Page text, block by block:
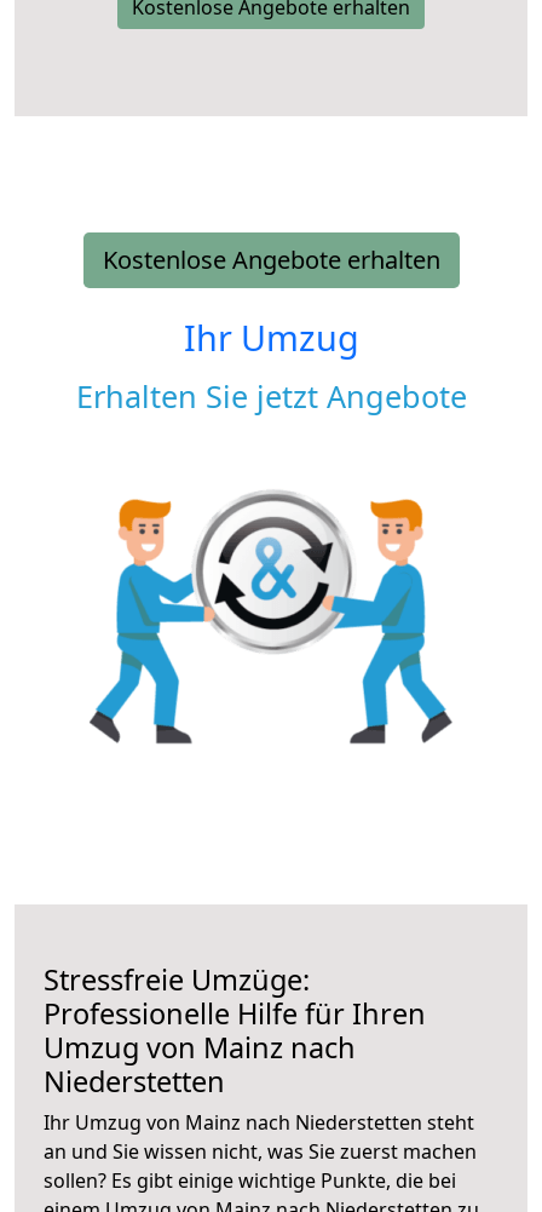
Kostenlose Angebote erhalten
Kostenlose Angebote erhalten
Ihr Umzug
Erhalten Sie jetzt Angebote
Stressfreie Umzüge:
Professionelle Hilfe für Ihren
Umzug von Mainz nach
Niederstetten
Ihr Umzug von Mainz nach Niederstetten steht
an und Sie wissen nicht, was Sie zuerst machen
sollen? Es gibt einige wichtige Punkte, die bei